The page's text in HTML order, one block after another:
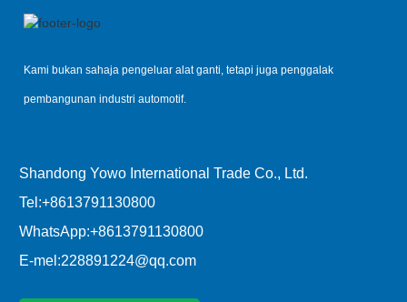
Kami bukan sahaja pengeluar alat ganti, tetapi juga penggalak
pembangunan industri automotif.
Shandong Yowo International Trade Co., Ltd.
Tel:+8613791130800
WhatsApp:+8613791130800
E-mel:228891224@qq.com